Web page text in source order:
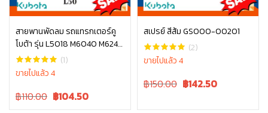
สายพานพัดลม รถแทรกเตอร์คู
โบต้า รุ่น L5018 M6040 M6240
TC803-97010
(1)
ขายไปแล้ว 4
Original
฿110.00 Current
฿104.50
หยิบใส่ตะกร้า
สเปรย์ สีส้ม GS000-00201
(2)
ขายไปแล้ว 4
Original
฿150.00 Current
฿142.50
หยิบใส่ตะกร้า